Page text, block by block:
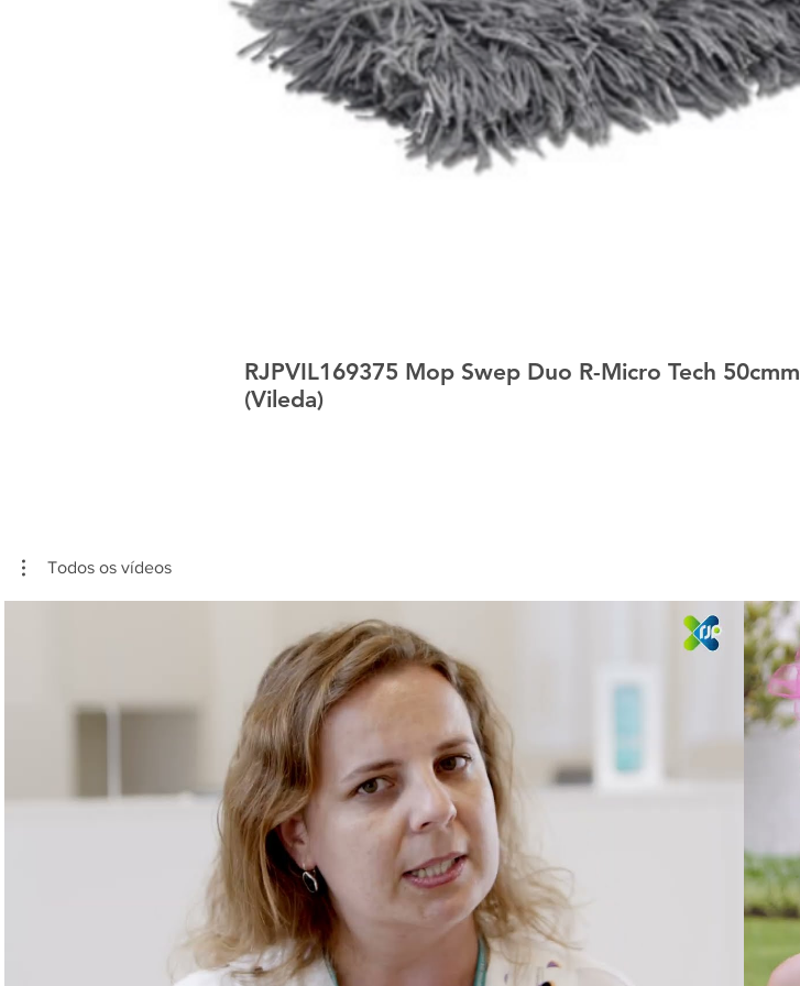
RJPVIL169375 Mop Swep Duo R-Micro Tech 50cmm
(Vileda)
Todos os vídeos
Reproduzir vídeo